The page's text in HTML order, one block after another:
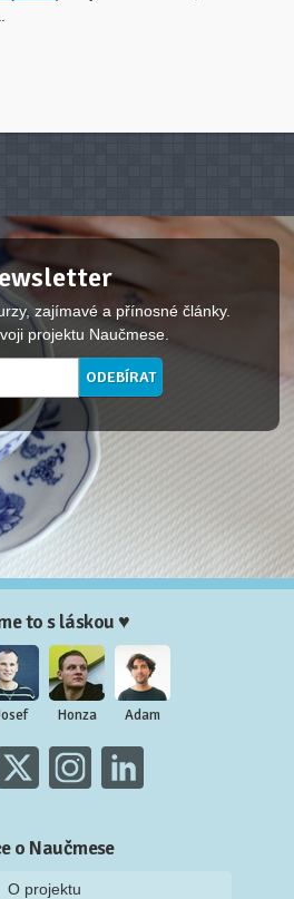
zajímavé a přínosné články.
projektu Naučmese.
to s láskou ♥
Honza Adam
o Naučmese
O projektu